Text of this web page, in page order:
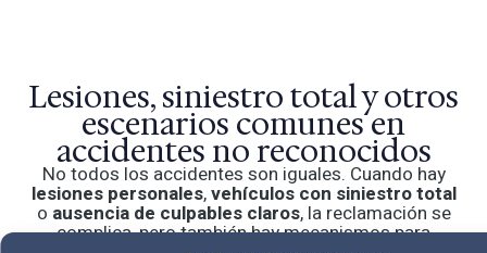
Lesiones, siniestro total y otros
escenarios comunes en
accidentes no reconocidos
No todos los accidentes son iguales. Cuando hay
lesiones personales,vehículos con siniestro total
o ausencia de culpables claros, la reclamación se
complica, pero también hay mecanismos para